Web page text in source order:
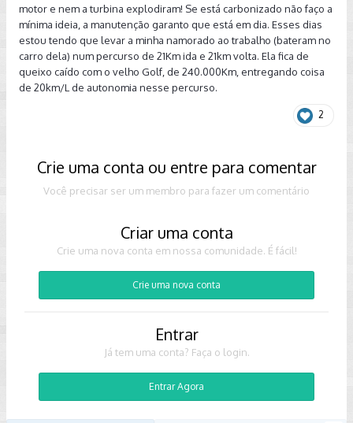
motor e nem a turbina explodiram! Se está carbonizado não faço a
mínima ideia, a manutenção garanto que está em dia. Esses dias
estou tendo que levar a minha namorado ao trabalho (bateram no
carro dela) num percurso de 21Km ida e 21km volta. Ela fica de
queixo caído com o velho Golf, de 240.000Km, entregando coisa
de 20km/L de autonomia nesse percurso.
2
Crie uma conta ou entre para comentar
Você precisar ser um membro para fazer um comentário
Criar uma conta
Crie uma nova conta em nossa comunidade. É fácil!
Crie uma nova conta
Entrar
Já tem uma conta? Faça o login.
Entrar Agora